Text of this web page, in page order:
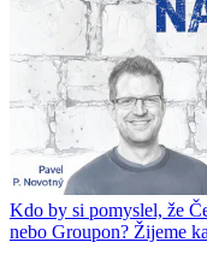
Kdo by si pomyslel, že
nebo Groupon? Žijeme